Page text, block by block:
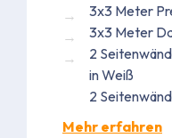
3x3 Meter
3x3 Meter
2
in Weiß
2
Mehr erfahren